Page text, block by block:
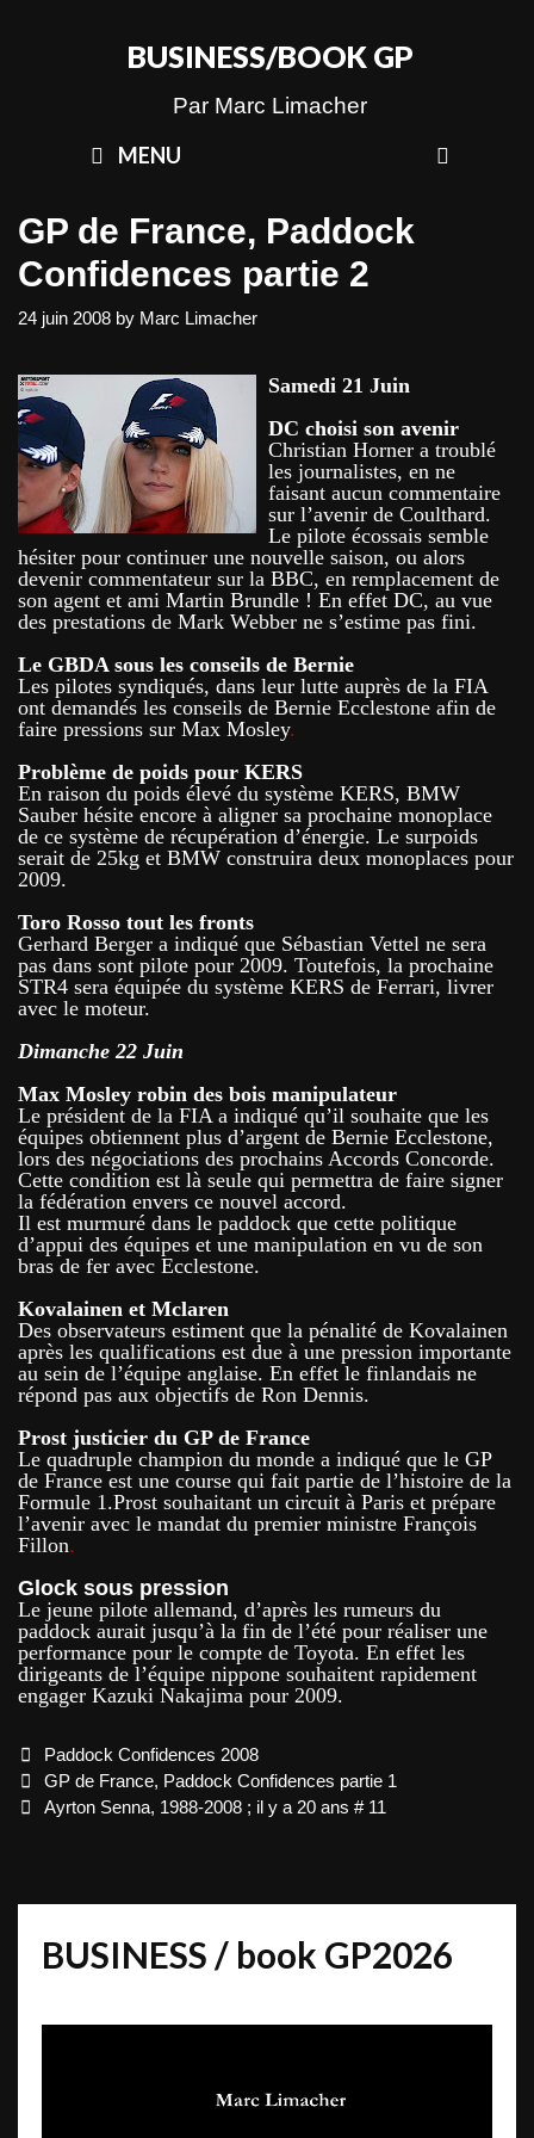
BUSINESS/BOOK GP
Par Marc Limacher
MENU
GP de France, Paddock
Confidences partie 2
24 juin 2008 by Marc Limacher
Samedi 21 Juin
DC choisi son avenir
Christian Horner a troublé
les journalistes, en ne
faisant aucun commentaire
sur l’avenir de Coulthard.
Le pilote écossais semble
hésiter pour continuer une nouvelle saison, ou alors
devenir commentateur sur la BBC, en remplacement de
son agent et ami Martin Brundle ! En effet DC, au vue
des prestations de Mark Webber ne s’estime pas fini.
Le GBDA sous les conseils de Bernie
Les pilotes syndiqués, dans leur lutte auprès de la FIA
ont demandés les conseils de Bernie Ecclestone afin de
faire pressions sur Max Mosley.
Problème de poids pour KERS
En raison du poids élevé du système KERS, BMW
Sauber hésite encore à aligner sa prochaine monoplace
de ce système de récupération d’énergie. Le surpoids
serait de 25kg et BMW construira deux monoplaces pour
2009.
Toro Rosso tout les fronts
Gerhard Berger a indiqué que Sébastian Vettel ne sera
pas dans sont pilote pour 2009. Toutefois, la prochaine
STR4 sera équipée du système KERS de Ferrari, livrer
avec le moteur.
Dimanche 22 Juin
Max Mosley robin des bois manipulateur
Le président de la FIA a indiqué qu’il souhaite que les
équipes obtiennent plus d’argent de Bernie Ecclestone,
lors des négociations des prochains Accords Concorde.
Cette condition est là seule qui permettra de faire signer
la fédération envers ce nouvel accord.
Il est murmuré dans le paddock que cette politique
d’appui des équipes et une manipulation en vu de son
bras de fer avec Ecclestone.
Kovalainen et Mclaren
Des observateurs estiment que la pénalité de Kovalainen
après les qualifications est due à une pression importante
au sein de l’équipe anglaise. En effet le finlandais ne
répond pas aux objectifs de Ron Dennis.
Prost justicier du GP de France
Le quadruple champion du monde a indiqué que le GP
de France est une course qui fait partie de l’histoire de la
Formule 1.Prost souhaitant un circuit à Paris et prépare
l’avenir avec le mandat du premier ministre François
Fillon.
Glock sous pression
Le jeune pilote allemand, d’après les rumeurs du
paddock aurait jusqu’à la fin de l’été pour réaliser une
performance pour le compte de Toyota. En effet les
dirigeants de l’équipe nippone souhaitent rapidement
engager Kazuki Nakajima pour 2009.
Categories
Paddock Confidences 2008
Post
navigation
GP de France, Paddock Confidences partie 1
Ayrton Senna, 1988-2008 ; il y a 20 ans # 11
BUSINESS / book GP2026